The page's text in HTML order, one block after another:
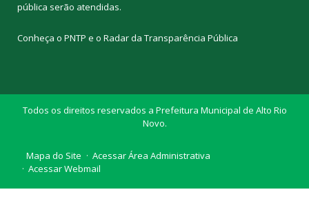
pública serão atendidas.
Conheça o PNTP e o Radar da Transparência Pública
Todos os direitos reservados a Prefeitura Municipal de Alto Rio
Novo.
Mapa do Site
Acessar Área Administrativa
Acessar Webmail